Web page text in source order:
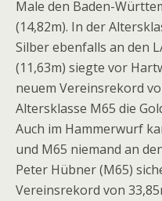
Male den Baden-
(14,82m). In der
Silber ebenfalls an den
(11,63m) siegte vor
neuem Vereinsrekord
Altersklasse M65 die
Auch im Hammerwurf
und M65 niemand an
Peter Hübner (M65)
Vereinsrekord von